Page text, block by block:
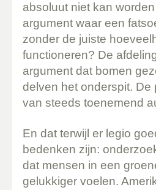
absoluut niet kan
argument waar een
zonder de juiste
functioneren? De
argument dat bomen
delven het onderspit.
van steeds toenemend
En dat terwijl er legio
bedenken zijn:
dat mensen in een
gelukkiger voelen.